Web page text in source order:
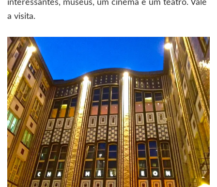
interessantes, museus, um cinema e um teatro. Vale
a visita.